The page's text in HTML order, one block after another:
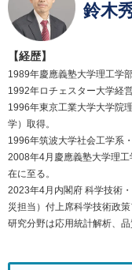
鈴木
【経歴】
1989年慶應義塾大学理工学
1992年ロチェスター大学経
1996年東京工業大学大学院
学）取得。
1996年筑波大学社会工学系
2008年4月慶應義塾大学理
在に至る。
2023年4月内閣府 科学技術
災担当）付上席科学技術政策
研究分野は応用統計解析、品